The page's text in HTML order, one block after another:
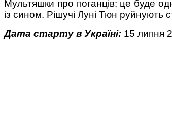
Мультяшки про поганців: це буде
із сином. Рішучі Луні Тюн руйнують
Дата старту в Україні: 15 липня